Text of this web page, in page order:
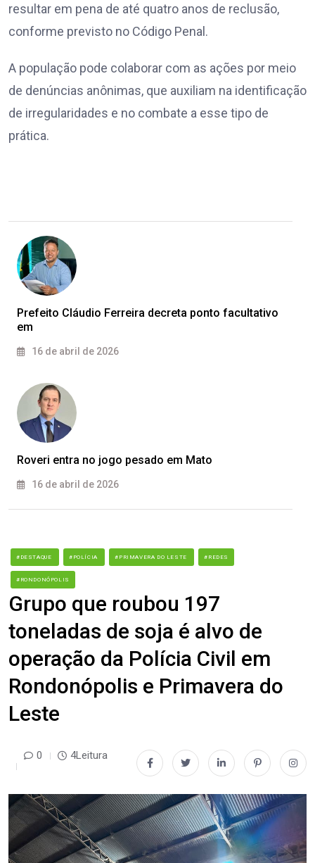
resultar em pena de até quatro anos de reclusão,
conforme previsto no Código Penal.
A população pode colaborar com as ações por meio
de denúncias anônimas, que auxiliam na identificação
de irregularidades e no combate a esse tipo de
prática.
Prefeito Cláudio Ferreira decreta ponto facultativo
em
16 de abril de 2026
Roveri entra no jogo pesado em Mato
16 de abril de 2026
#DESTAQUE #POLÍCIA #PRIMAVERA DO LESTE #REDES
#RONDONÓPOLIS
Grupo que roubou 197
toneladas de soja é alvo de
operação da Polícia Civil em
Rondonópolis e Primavera do
Leste
0 4Leitura